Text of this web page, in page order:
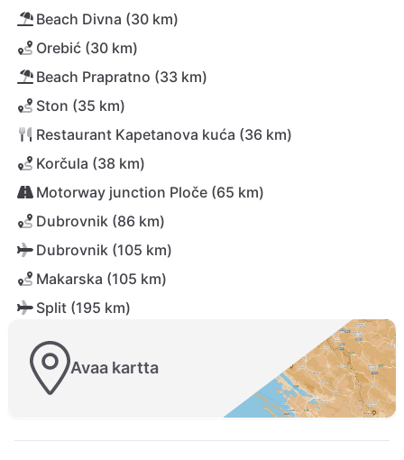
Beach Divna (30 km)
Orebić (30 km)
Beach Prapratno (33 km)
Ston (35 km)
Restaurant Kapetanova kuća (36 km)
Korčula (38 km)
Motorway junction Ploče (65 km)
Dubrovnik (86 km)
Dubrovnik (105 km)
Makarska (105 km)
Split (195 km)
Avaa kartta